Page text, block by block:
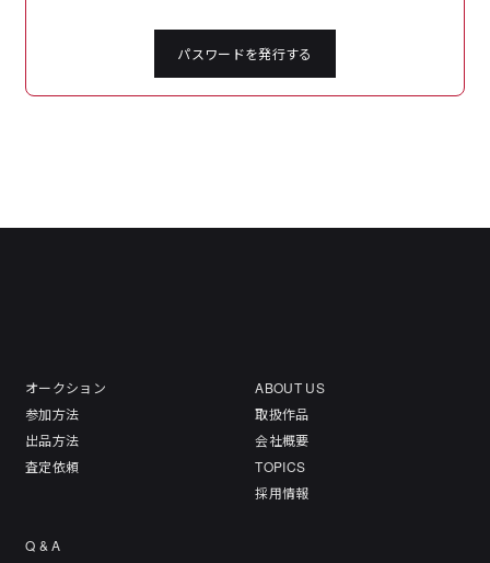
パスワードを発行する
オークション
参加方法
出品方法
査定依頼
ABOUT US
取扱作品
会社概要
TOPICS
採用情報
Q & A